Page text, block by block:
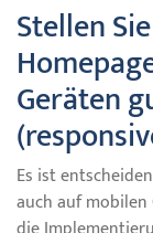
Stellen
Geräten
Es ist
auch auf